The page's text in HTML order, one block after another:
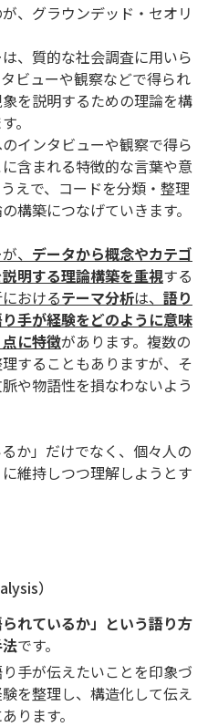
、グラウンデッド・セオリ
、質的な社会調査に用いら
ビューや観察などで得られ
を説明するための理論を構
。
インタビューや観察で得ら
含まれる特徴的な言葉や意
えで、コードを分類・整理
構築につなげていきます。
、 データから概念やカテゴ
明する理論構築を重視する
おけるテーマ分析は、 語り
手が経験をどのように意味
に特徴があります。複数の
することもありますが、そ
や物語性を損なわないよう
か」だけでなく、個々人の
維持しつつ理解しようとす
）
られているか」という語り方
です。
手が伝えたいことを印象づ
を整理し、構造化して伝え
ります。